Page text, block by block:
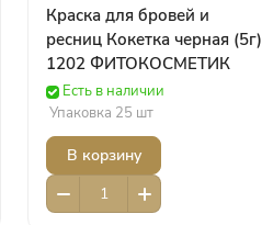
Краска для бровей и
ресниц Кокетка черная (5г)
1202 ФИТОКОСМЕТИК
Есть в наличии
Упаковка 25 шт
В корзину